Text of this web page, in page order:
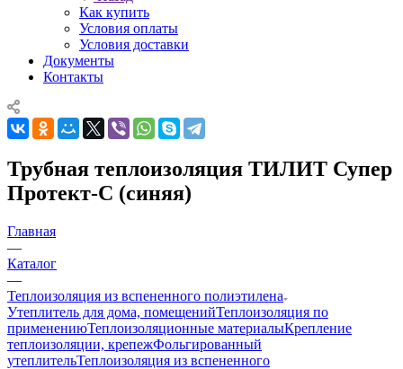
Как купить
Условия оплаты
Условия доставки
Документы
Контакты
Трубная теплоизоляция ТИЛИТ Супер
Протект-С (синяя)
Главная
—
Каталог
—
Теплоизоляция из вспененного полиэтилена
Утеплитель для дома, помещенийТеплоизоляция по
применениюТеплоизоляционные материалыКрепление
теплоизоляции, крепежФольгированный
утеплительТеплоизоляция из вспененного